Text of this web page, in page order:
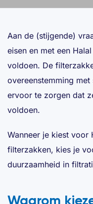
Aan de (stijgende)
eisen en met een
voldoen. De
overeenstemming
ervoor te zorgen dat
voldoen.
Wanneer je kiest voor
filterzakken, kies je
duurzaamheid in
Waarom